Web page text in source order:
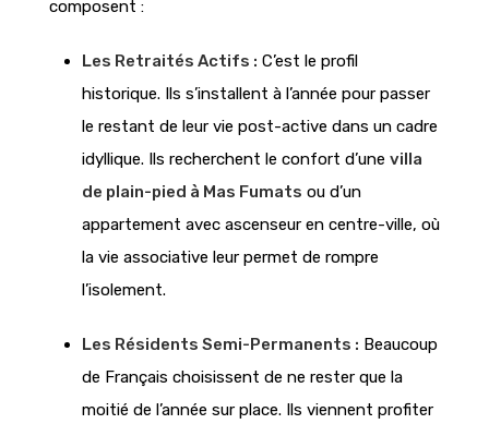
composent :
Les Retraités Actifs : C’est le profil
historique. Ils s’installent à l’année pour passer
le restant de leur vie post-active dans un cadre
idyllique. Ils recherchent le confort d’une villa
de plain-pied à Mas Fumats ou d’un
appartement avec ascenseur en centre-ville, où
la vie associative leur permet de rompre
l’isolement.
Les Résidents Semi-Permanents : Beaucoup
de Français choisissent de ne rester que la
moitié de l’année sur place. Ils viennent profiter